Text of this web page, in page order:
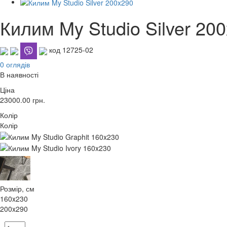
Килим My Studio Silver
код 12725-02
0 оглядів
В наявності
Ціна
23000.00 грн.
Колір
Колір
Розмір, см
160x230
200x290